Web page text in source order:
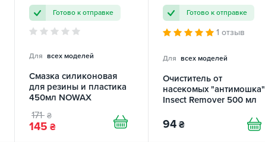
Готово к отправке
Для всех моделей
Смазка силиконовая
для резины и пластика
450мл NOWAX
171 ₴
145 ₴
Готово к отправке
1 отзыв
Для всех моделей
Очиститель от
насекомых "антимошка"
Insect Remover 500 мл
REDAUTO
94 ₴